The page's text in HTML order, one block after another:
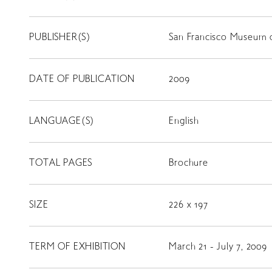
LIBRARY
PUBLISHER(S) San Francisco
DATE OF PUBLICATION 2009
LANGUAGE(S) English
TOTAL PAGES Brochure
SIZE 226 x 197
TERM OF EXHIBITION March 21 - July 7, 2009